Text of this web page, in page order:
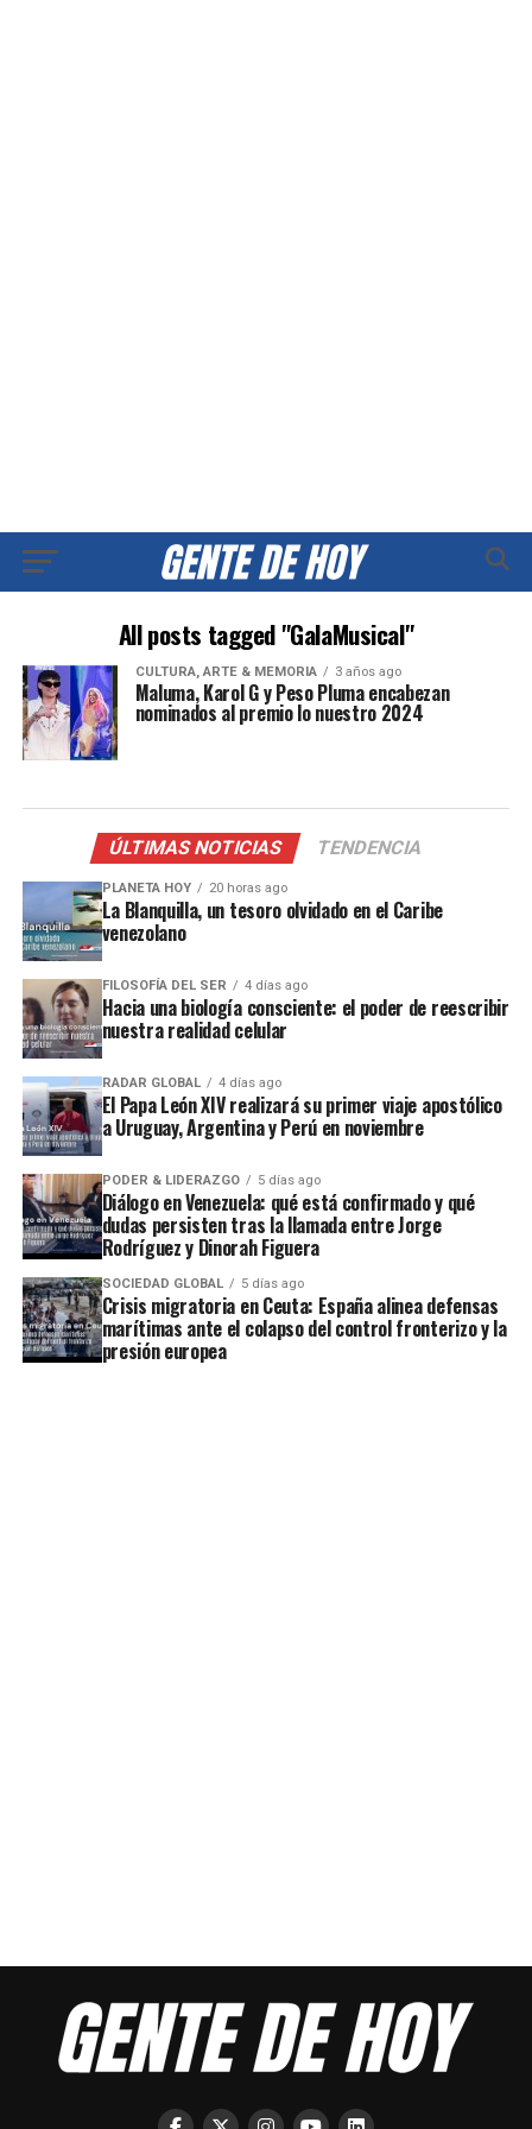
All posts tagged "GalaMusical"
CULTURA, ARTE & MEMORIA 3 años ago
Maluma, Karol G y Peso Pluma encabezan
nominados al premio lo nuestro 2024
ÚLTIMAS NOTICIAS TENDENCIA
PLANETA HOY 20 horas ago
La Blanquilla, un tesoro olvidado en el Caribe
venezolano
FILOSOFÍA DEL SER 4 días ago
Hacia una biología consciente: el poder de reescribir
nuestra realidad celular
RADAR GLOBAL 4 días ago
El Papa León XIV realizará su primer viaje apostólico
a Uruguay, Argentina y Perú en noviembre
PODER & LIDERAZGO 5 días ago
Diálogo en Venezuela: qué está confirmado y qué
dudas persisten tras la llamada entre Jorge
Rodríguez y Dinorah Figuera
SOCIEDAD GLOBAL 5 días ago
Crisis migratoria en Ceuta: España alinea defensas
marítimas ante el colapso del control fronterizo y la
presión europea